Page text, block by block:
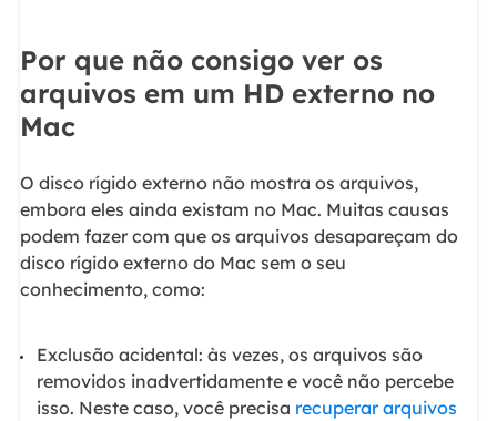
Por que não consigo ver os
arquivos em um HD externo no
Mac
O disco rígido externo não mostra os arquivos,
embora eles ainda existam no Mac. Muitas causas
podem fazer com que os arquivos desapareçam do
disco rígido externo do Mac sem o seu
conhecimento, como:
Exclusão acidental: às vezes, os arquivos são
removidos inadvertidamente e você não percebe
isso. Neste caso, você precisa recuperar arquivos